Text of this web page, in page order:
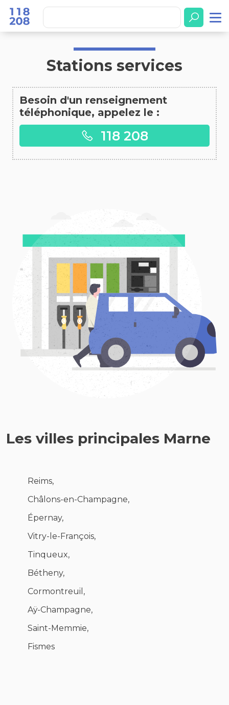
Accueil
Stations services
Besoin d'un renseignement
téléphonique, appelez le :
118 208
Les villes principales Marne
Reims,
Châlons-en-Champagne,
Épernay,
Vitry-le-François,
Tinqueux,
Bétheny,
Cormontreuil,
Aÿ-Champagne,
Saint-Memmie,
Fismes